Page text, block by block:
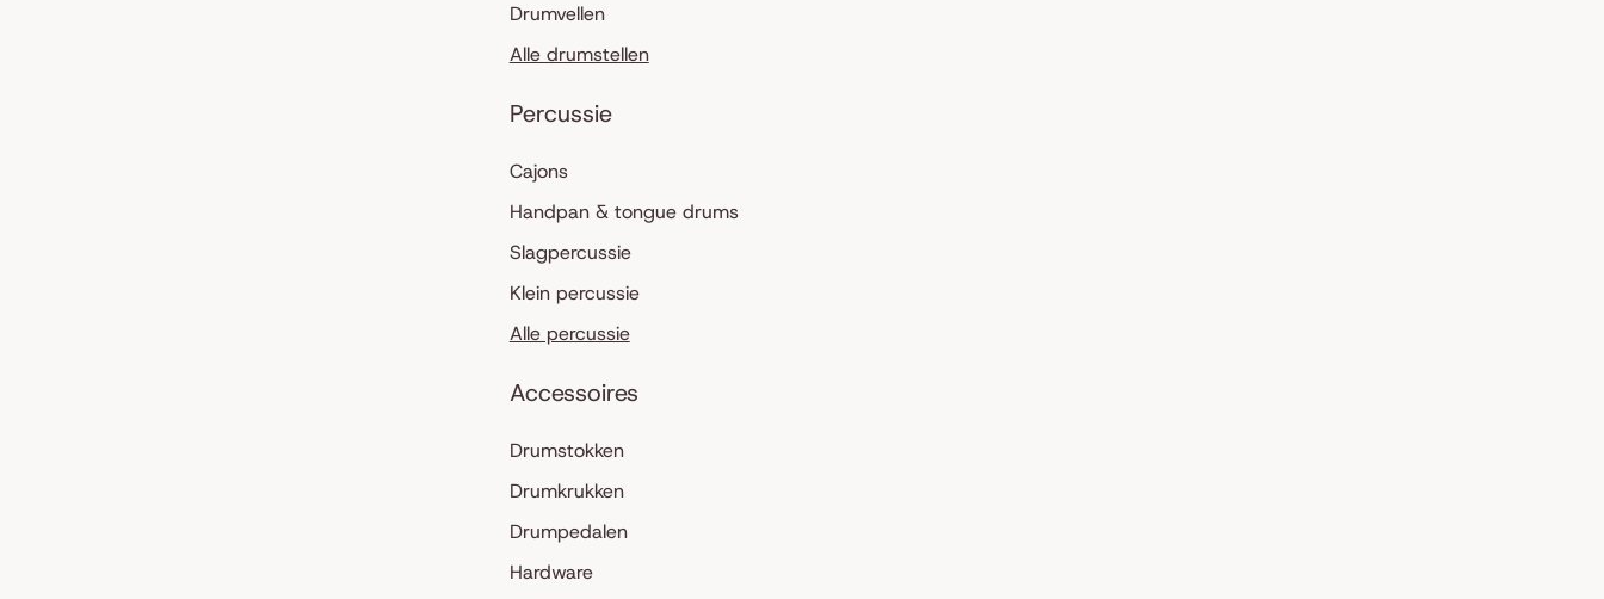
Drumvellen
Alle drumstellen
Percussie
Cajons
Handpan & tongue drums
Slagpercussie
Klein percussie
Alle percussie
Accessoires
Drumstokken
Drumkrukken
Drumpedalen
Hardware